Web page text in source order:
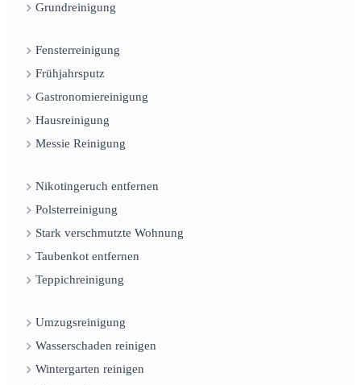
Grundreinigung
Fensterreinigung
Frühjahrsputz
Gastronomiereinigung
Hausreinigung
Messie Reinigung
Nikotingeruch entfernen
Polsterreinigung
Stark verschmutzte Wohnung
Taubenkot entfernen
Teppichreinigung
Umzugsreinigung
Wasserschaden reinigen
Wintergarten reinigen